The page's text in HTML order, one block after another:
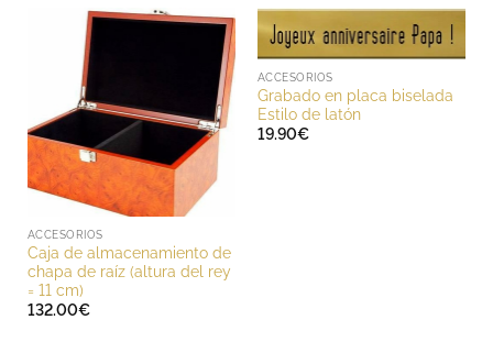
ACCESORIOS
Caja de almacenamiento de
chapa de raíz (altura del rey
= 11 cm)
132.00€
ACCESORIOS
Grabado en placa biselada
Estilo de latón
19.90€